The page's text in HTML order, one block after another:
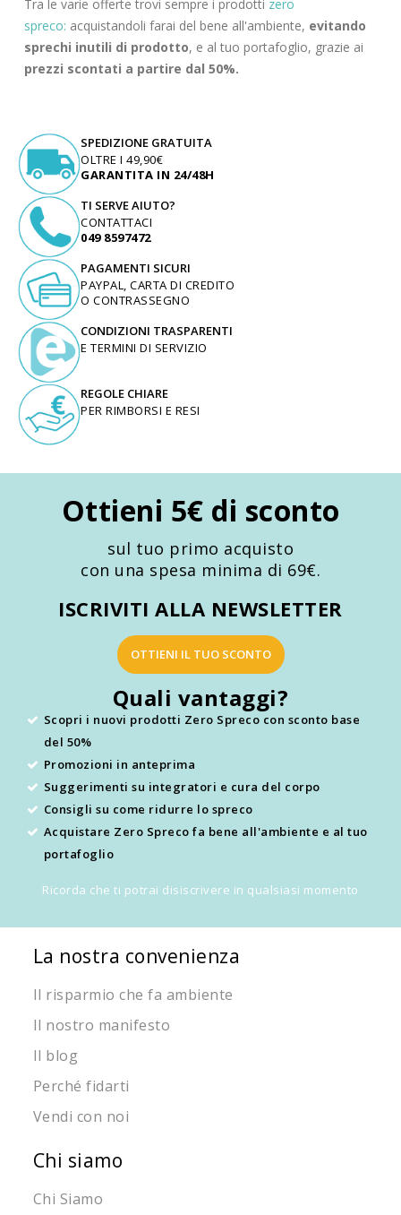
Tra le varie offerte trovi sempre i prodotti zero
spreco: acquistandoli farai del bene all'ambiente, evitando
sprechi inutili di prodotto, e al tuo portafoglio, grazie ai
prezzi scontati a partire dal 50%.
SPEDIZIONE GRATUITA
OLTRE I 49,90€
GARANTITA IN 24/48H
TI SERVE AIUTO?
CONTATTACI
049 8597472
PAGAMENTI SICURI
PAYPAL, CARTA DI CREDITO
O CONTRASSEGNO
CONDIZIONI TRASPARENTI
E TERMINI DI SERVIZIO
REGOLE CHIARE
PER RIMBORSI E RESI
Ottieni 5€ di sconto
sul tuo primo acquisto
con una spesa minima di 69€.
ISCRIVITI ALLA NEWSLETTER
OTTIENI IL TUO SCONTO
Quali vantaggi?
Scopri i nuovi prodotti Zero Spreco con sconto base
del 50%
Promozioni in anteprima
Suggerimenti su integratori e cura del corpo
Consigli su come ridurre lo spreco
Acquistare Zero Spreco fa bene all'ambiente e al tuo
portafoglio
Ricorda che ti potrai disiscrivere in qualsiasi momento
La nostra convenienza
Il risparmio che fa ambiente
Il nostro manifesto
Il blog
Perché fidarti
Vendi con noi
Chi siamo
Chi Siamo